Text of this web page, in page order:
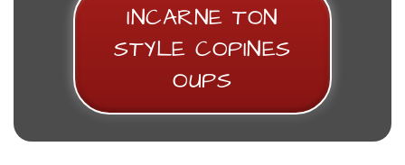
Veste Teddy Noire – « La Team Copines
Oups » – Signature OOPS
57,00€
INCARNE TON
STYLE COPINES
OUPS